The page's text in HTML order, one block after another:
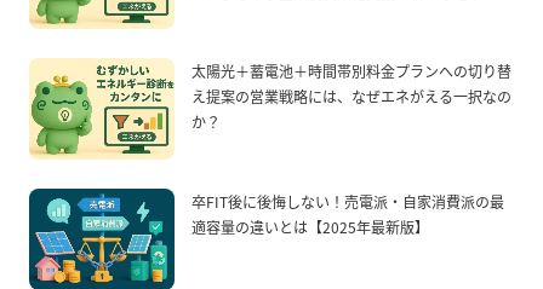
太陽光＋蓄電池＋時間帯別料金プランへの切り替
え提案の営業戦略には、なぜエネがえる一択なの
か？
卒FIT後に後悔しない！売電派・自家消費派の最
適容量の違いとは【2025年最新版】